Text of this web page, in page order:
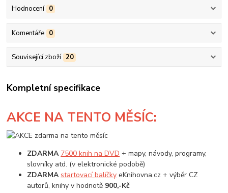
Hodnocení 0
Komentáře 0
Související zboží 20
Kompletní specifikace
AKCE NA TENTO MĚSÍC:
ZDARMA 7500 knih na DVD + mapy, návody, programy,
slovníky atd. (v elektronické podobě)
ZDARMA startovací balíčky eKnihovna.cz + výběr CZ
autorů, knihy v hodnotě 900,-Kč